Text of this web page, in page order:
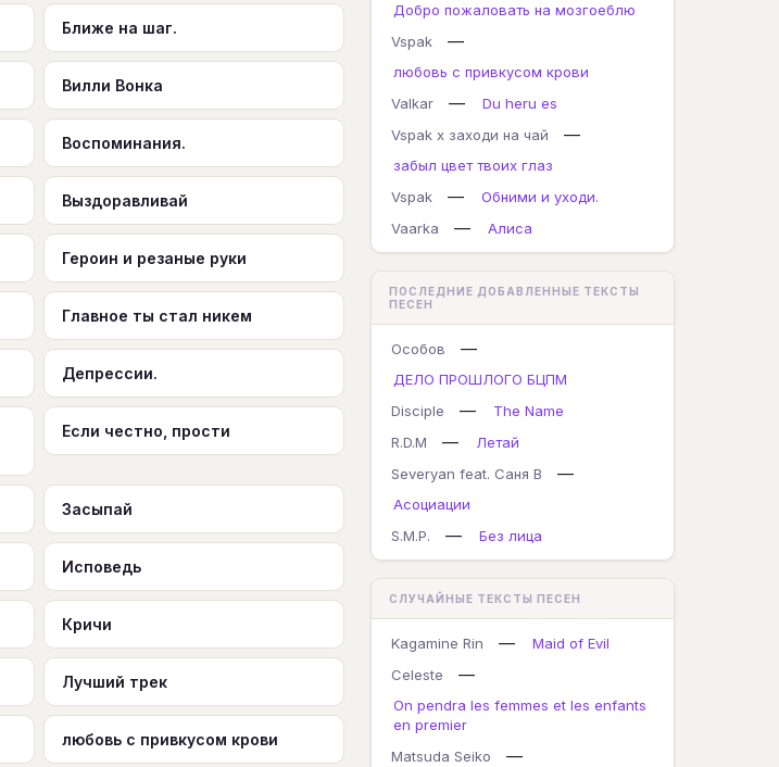
Ближе на шаг.
Вилли Вонка
Воспоминания.
Выздоравливай
Героин и резаные руки
Главное ты стал никем
Депрессии.
Если честно, прости
Засыпай
Исповедь
Кричи
Лучший трек
любовь с привкусом крови
Добро пожаловать на мозгоеблю
Vspak
—
любовь с привкусом крови
Valkar
—
Du heru es
Vspak x заходи на чай
—
забыл цвет твоих глаз
Vspak
—
Обними и уходи.
Vaarka
— Алиса
ПОСЛЕДНИЕ ДОБАВЛЕННЫЕ ТЕКСТЫ
ПЕСЕН
Особов —
ДЕЛО ПРОШЛОГО БЦПМ
Disciple
—
The Name
R.D.M
—
Летай
Severyan feat. Саня В
—
Асоциации
S.M.P.
— Без лица
СЛУЧАЙНЫЕ ТЕКСТЫ ПЕСЕН
Kagamine Rin —
Maid of Evil
Celeste
—
On pendra les femmes et les enfants
en premier
Matsuda Seiko
—